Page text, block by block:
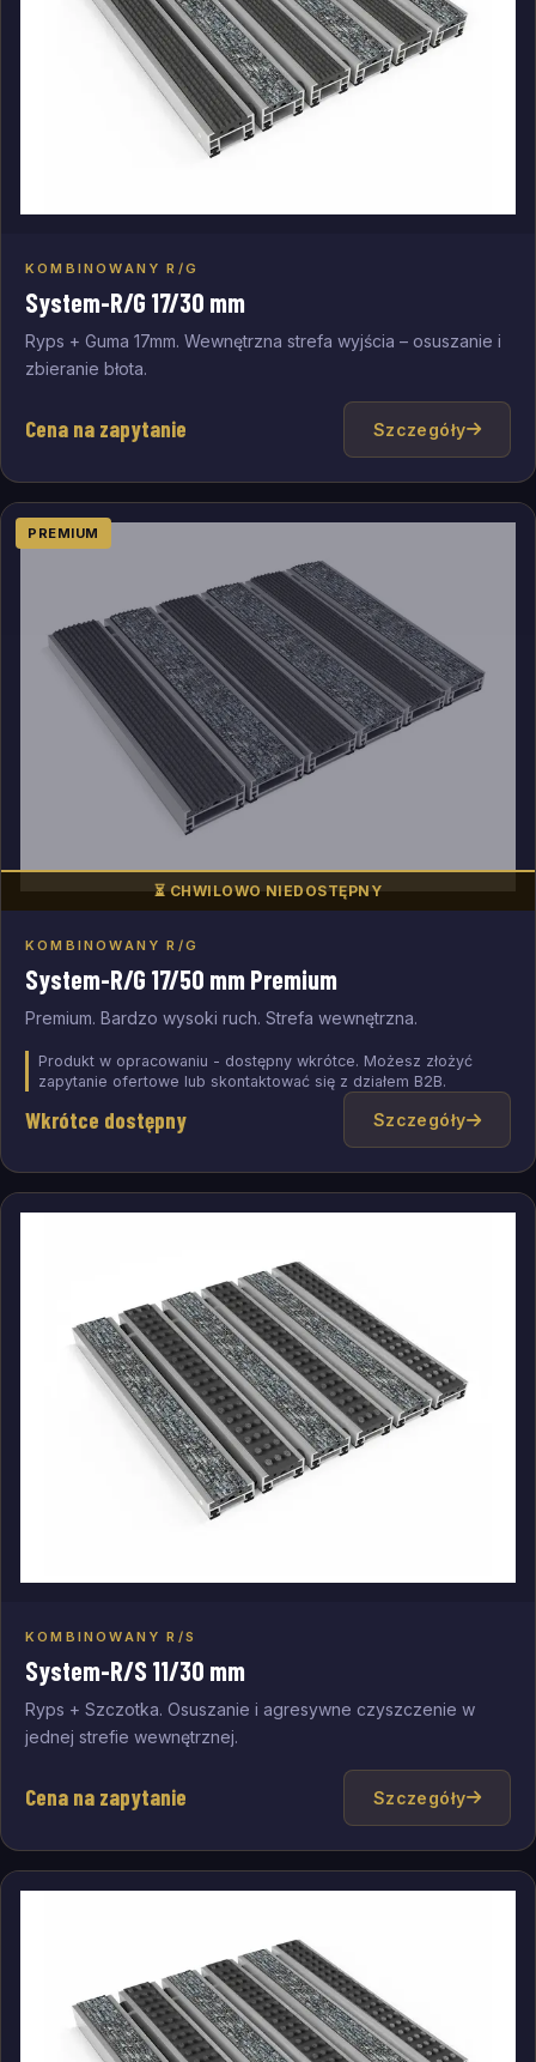
KOMBINOWANY R/G
System-R/G 17/30 mm
Ryps + Guma 17mm. Wewnętrzna strefa wyjścia – osuszanie i
zbieranie błota.
Cena na zapytanie Szczegóły
PREMIUM
⏳ CHWILOWO NIEDOSTĘPNY
KOMBINOWANY R/G
System-R/G 17/50 mm Premium
Premium. Bardzo wysoki ruch. Strefa wewnętrzna.
Produkt w opracowaniu - dostępny wkrótce. Możesz złożyć
zapytanie ofertowe lub skontaktować się z działem B2B.
Wkrótce dostępny Szczegóły
KOMBINOWANY R/S
System-R/S 11/30 mm
Ryps + Szczotka. Osuszanie i agresywne czyszczenie w
jednej strefie wewnętrznej.
Cena na zapytanie Szczegóły